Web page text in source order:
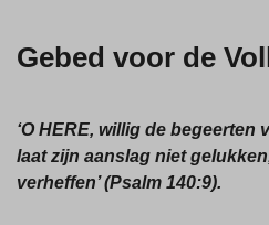
Gebed voor de
‘O HERE, willig de begeerten
laat zijn aanslag niet
verheffen’ (Psalm 140:9).